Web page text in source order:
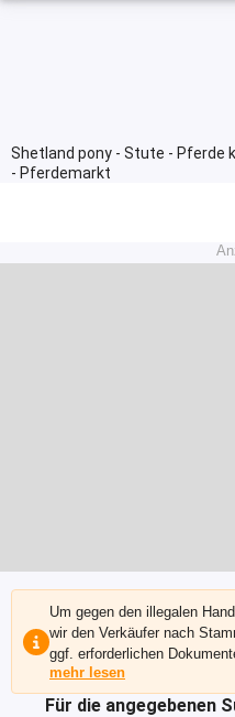
Shetland pony - Stute - Pferde
- Pferdemarkt
Um gegen den illegalen
wir den Verkäufer nach
ggf. erforderlichen
mehr lesen
Für die angegebenen